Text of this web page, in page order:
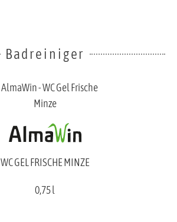
Badreiniger
WC GEL FRISCHE MINZE
0,75 l